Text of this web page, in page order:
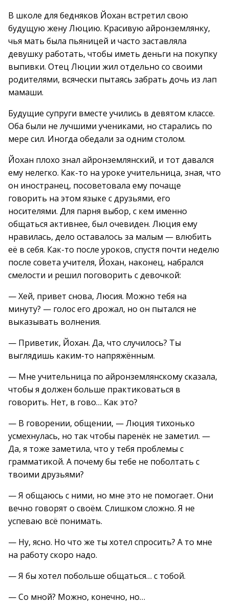
В школе для бедняков Йохан встретил свою
будущую жену Люцию. Красивую айронземлянку,
чья мать была пьяницей и часто заставляла
девушку работать, чтобы иметь деньги на покупку
выпивки. Отец Люции жил отдельно со своими
родителями, всячески пытаясь забрать дочь из лап
мамаши.
Будущие супруги вместе учились в девятом классе.
Оба были не лучшими учениками, но старались по
мере сил. Иногда обедали за одним столом.
Йохан плохо знал айронземлянский, и тот давался
ему нелегко. Как-то на уроке учительница, зная, что
он иностранец, посоветовала ему почаще
говорить на этом языке с друзьями, его
носителями. Для парня выбор, с кем именно
общаться активнее, был очевиден. Люция ему
нравилась, дело оставалось за малым — влюбить
её в себя. Как-то после уроков, спустя почти неделю
после совета учителя, Йохан, наконец, набрался
смелости и решил поговорить с девочкой:
— Хей, привет снова, Люсия. Можно тебя на
минуту? — голос его дрожал, но он пытался не
выказывать волнения.
— Приветик, Йохан. Да, что случилось? Ты
выглядишь каким-то напряжённым.
— Мне учительница по айронземлянскому сказала,
чтобы я должен больше практиковаться в
говорить. Нет, в гово… Как это?
— В говорении, общении, — Люция тихонько
усмехнулась, но так чтобы паренёк не заметил. —
Да, я тоже заметила, что у тебя проблемы с
грамматикой. А почему бы тебе не поболтать с
твоими друзьями?
— Я общаюсь с ними, но мне это не помогает. Они
вечно говорят о своём. Слишком сложно. Я не
успеваю всё понимать.
— Ну, ясно. Но что же ты хотел спросить? А то мне
на работу скоро надо.
— Я бы хотел побольше общаться… с тобой.
— Со мной? Можно, конечно, но…